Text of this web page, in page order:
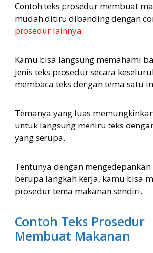
Contoh teks prosedur membuat
mudah ditiru dibanding dengan
prosedur lainnya.
Kamu bisa langsung memahami
jenis teks prosedur secara
membaca teks dengan tema satu
Temanya yang luas
untuk langsung meniru teks
yang serupa.
Tentunya dengan mengedepankan
berupa langkah kerja, kamu bisa
prosedur tema makanan sendiri.
Contoh Teks Prosedur
Membuat Makanan